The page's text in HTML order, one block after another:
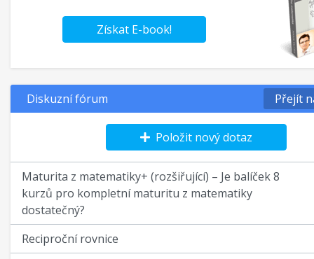
Získat E-book!
Diskuzní fórum Přejít
Položit nový dotaz
Maturita z matematiky+ (rozšiřující) – Je balíček 8
kurzů pro kompletní maturitu z matematiky
dostatečný?
Reciproční rovnice